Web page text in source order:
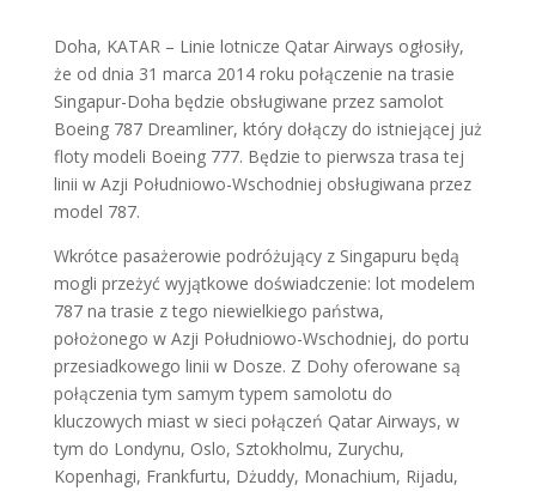
Doha, KATAR – Linie lotnicze Qatar Airways ogłosiły,
że od dnia 31 marca 2014 roku połączenie na trasie
Singapur-Doha będzie obsługiwane przez samolot
Boeing 787 Dreamliner, który dołączy do istniejącej już
floty modeli Boeing 777. Będzie to pierwsza trasa tej
linii w Azji Południowo-Wschodniej obsługiwana przez
model 787.
Wkrótce pasażerowie podróżujący z Singapuru będą
mogli przeżyć wyjątkowe doświadczenie: lot modelem
787 na trasie z tego niewielkiego państwa,
położonego w Azji Południowo-Wschodniej, do portu
przesiadkowego linii w Dosze. Z Dohy oferowane są
połączenia tym samym typem samolotu do
kluczowych miast w sieci połączeń Qatar Airways, w
tym do Londynu, Oslo, Sztokholmu, Zurychu,
Kopenhagi, Frankfurtu, Dżuddy, Monachium, Rijadu,